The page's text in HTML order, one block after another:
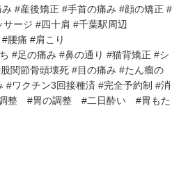
#産後矯正 #手首の痛み #顔の矯正 #
ージ #四十肩 #千葉駅周辺
腰痛 #肩こり
#足の痛み #鼻の通り #猫背矯正 #シ
関節骨頭壊死 #目の痛み #たん瘤の
#ワクチン3回接種済 #完全予約制 #消
整 #胃の調整 #二日酔い #胃もた